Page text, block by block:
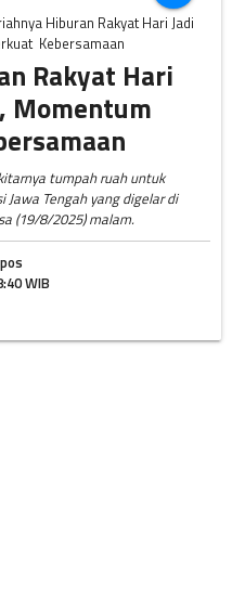
Hiburan Rakyat Hari Jadi
Kebersamaan
Rakyat Hari
Momentum
tumpah ruah untuk
Jawa Tengah yang digelar di
(19/8/2025) malam.
WIB